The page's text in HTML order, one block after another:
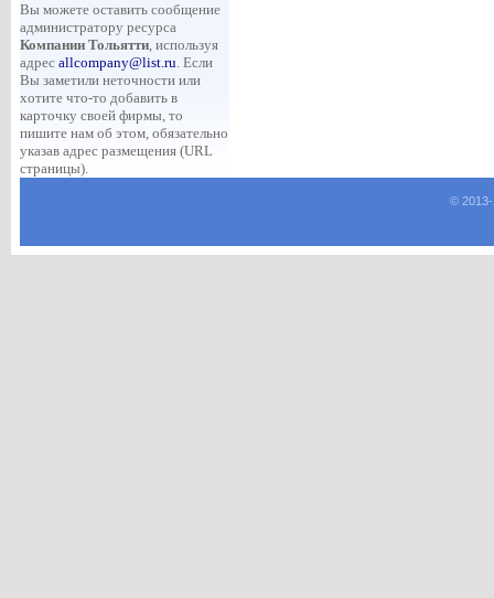
Вы можете оставить сообщение
администратору ресурса
Компании Тольятти, используя
адрес allcompany@list.ru. Если
Вы заметили неточности или
хотите что-то добавить в
карточку своей фирмы, то
пишите нам об этом, обязательно
указав адрес размещения (URL
страницы).
© 2013-